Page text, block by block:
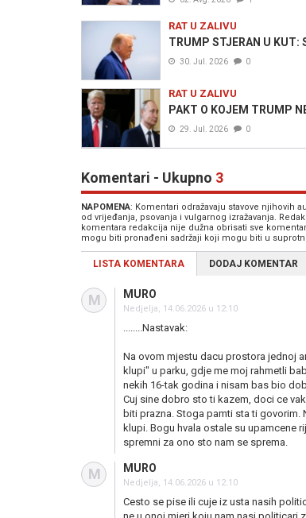
RAT U ZALIVU
TRUMP STJERAN U
30. Jul. 2026 0
RAT U ZALIVU
PAKT O KOJEM TRUMP
29. Jul. 2026 0
Komentari - Ukupno 3
NAPOMENA: Komentari odražavaju stavove njihovih
od vrijeđanja, psovanja i vulgarnog izražavanja.
komentara redakcija nije dužna obrisati sve
mogu biti pronađeni sadržaji koji mogu biti u
LISTA KOMENTARA DODAJ KOMENTAR
M MURO
Nedjelja, 14.06.2026 u 12:10
........Nastavak:
Na ovom mjestu dacu prostora jednoj
klupi" u parku, gdje me moj rahmetli
nekih 16-tak godina i nisam bas bio
Cuj sine dobro sto ti kazem, doci ce
biti prazna. Stoga pamti sta ti
klupi. Bogu hvala ostale su upamcene
spremni za ono sto nam se sprema.
M MURO
Nedjelja, 14.06.2026 u 12:10
Cesto se pise ili cuje iz usta nasih